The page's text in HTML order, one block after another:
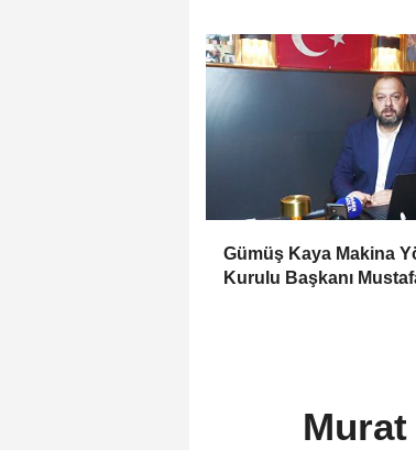
Gümüş Kaya Makina
Kurulu Başkanı